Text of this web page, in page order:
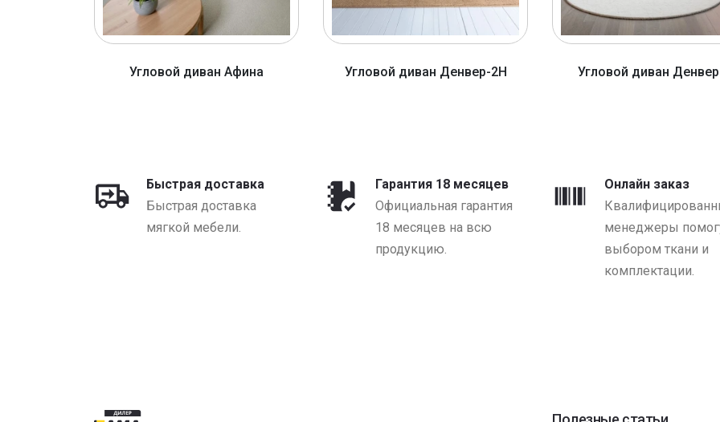
Угловой диван Афина Угловой диван Денвер-2H Угловой диван
Быстрая доставка
Быстрая доставка
мягкой мебели.
Гарантия 18 месяцев
Официальная гарантия
18 месяцев на всю
продукцию.
Онлайн заказ
менеджеры
выбором ткани и
комплектации.